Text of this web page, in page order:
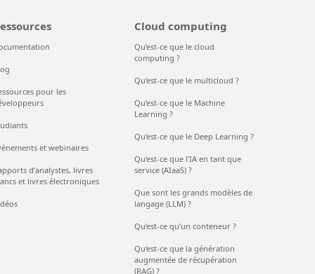
pour les
et webinaires
d’analystes, livres
et livres électroniques
Cloud computing
Qu’est-ce que le cloud
computing ?
Qu’est-ce que le multicloud ?
Qu’est-ce que le Machine
Learning ?
Qu’est-ce que le Deep Learning ?
Qu’est-ce que l’IA en tant que
service (AIaaS) ?
Que sont les grands modèles de
langage (LLM) ?
Qu’est-ce qu’un conteneur ?
Qu’est-ce que la génération
augmentée de récupération
(RAG) ?